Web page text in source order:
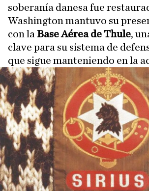
soberanía danesa fue
Washington mantuvo su
con la Base Aérea de Thule,
clave para su sistema de
que sigue manteniendo en la